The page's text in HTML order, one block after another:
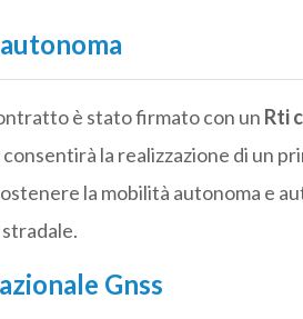
è stato firmato con un Rti
consentirà la realizzazione di un
la mobilità autonoma e
Gnss